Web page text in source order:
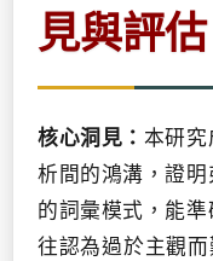
見與評估
核心洞見： 本研
析間的鴻溝，證
的詞彙模式，能
往認為過於主觀